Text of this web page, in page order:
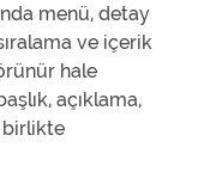
menü, detay
ve içerik
hale
açıklama,
birlikte